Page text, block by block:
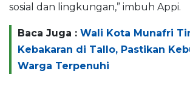
sosial dan lingkungan,” imbuh Appi.
Baca Juga : Wali Kota Munafri
Kebakaran di Tallo, Pastikan
Warga Terpenuhi